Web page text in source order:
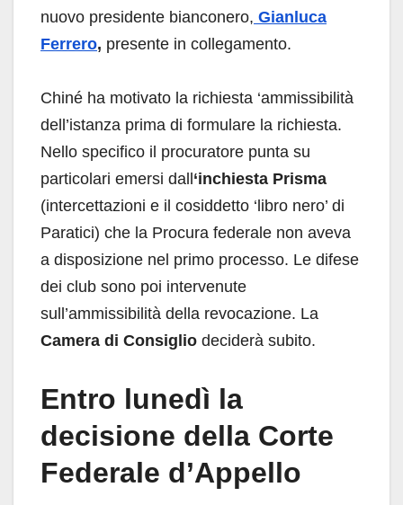
nuovo presidente bianconero, Gianluca
Ferrero, presente in collegamento.
Chiné ha motivato la richiesta ‘ammissibilità
dell’istanza prima di formulare la richiesta.
Nello specifico il procuratore punta su
particolari emersi dall‘inchiesta Prisma
(intercettazioni e il cosiddetto ‘libro nero’ di
Paratici) che la Procura federale non aveva
a disposizione nel primo processo. Le difese
dei club sono poi intervenute
sull’ammissibilità della revocazione. La
Camera di Consiglio deciderà subito.
Entro lunedì la
decisione della Corte
Federale d’Appello